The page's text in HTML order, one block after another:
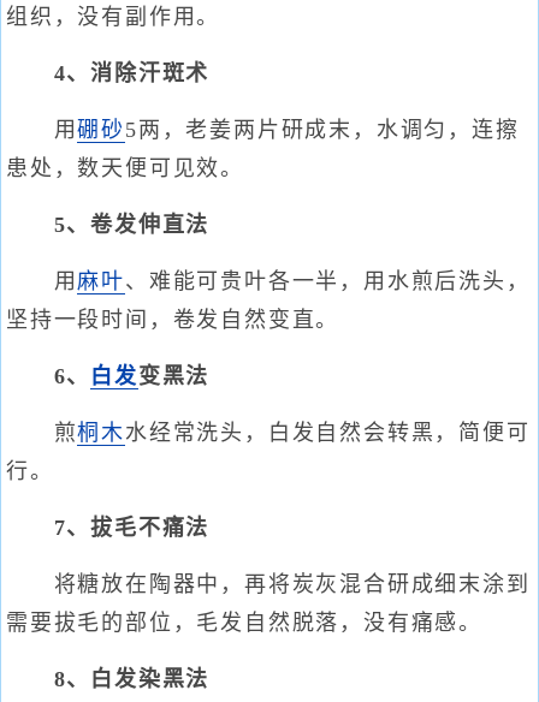
组织，没有副作用。
4、消除汗斑术
用硼砂 5两，老姜两片研成末，水调匀，连擦
患处，数天便可见效。
5、卷发伸直法
用麻叶、难能可贵叶各一半，用水煎后洗头，
坚持一段时间，卷发自然变直。
6、 白发变黑法
煎桐木水经常洗头，白发自然会转黑，简便可
行。
7、拔毛不痛法
将糖放在陶器中，再将炭灰混合研成细末涂到
需要拔毛的部位，毛发自然脱落，没有痛感。
8、白发染黑法